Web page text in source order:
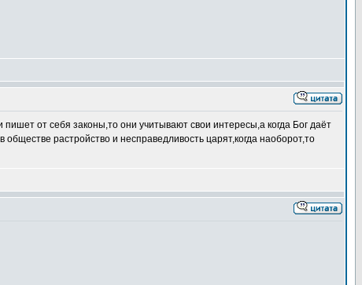
от себя законы,то они учитывают свои интересы,а когда Бог даёт
растройство и несправедливость царят,когда наоборот,то